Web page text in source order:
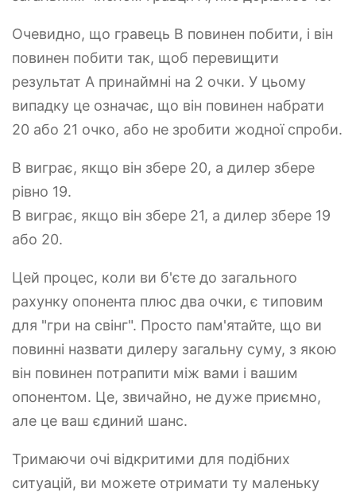
Очевидно, що гравець B повинен побити, і він
повинен побити так, щоб перевищити
результат A принаймні на 2 очки. У цьому
випадку це означає, що він повинен набрати
20 або 21 очко, або не зробити жодної спроби.
B виграє, якщо він збере 20, а дилер збере
рівно 19.
B виграє, якщо він збере 21, а дилер збере 19
або 20.
Цей процес, коли ви б'єте до загального
рахунку опонента плюс два очки, є типовим
для "гри на свінг". Просто пам'ятайте, що ви
повинні назвати дилеру загальну суму, з якою
він повинен потрапити між вами і вашим
опонентом. Це, звичайно, не дуже приємно,
але це ваш єдиний шанс.
Тримаючи очі відкритими для подібних
ситуацій, ви можете отримати ту маленьку